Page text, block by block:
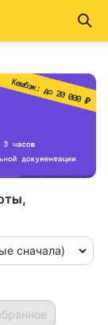
сначала)